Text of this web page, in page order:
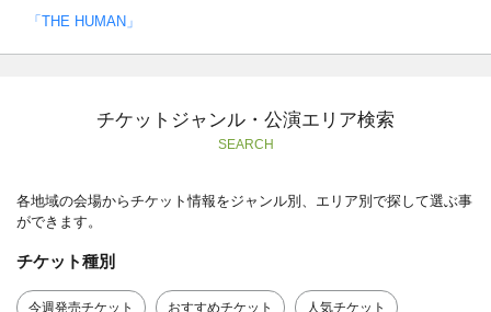
「THE HUMAN」
チケットジャンル・公演エリア検索
SEARCH
各地域の会場からチケット情報をジャンル別、エリア別で探して選ぶ事
ができます。
チケット種別
今週発売チケット おすすめチケット 人気チケット